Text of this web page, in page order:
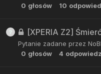
0 głosów 10
[XPERIA Z2]
Pytanie zadane przez
0 głosów 4